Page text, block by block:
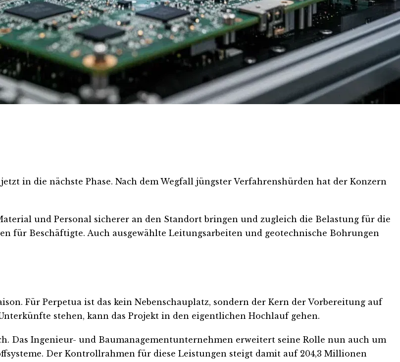
in die nächste Phase. Nach dem Wegfall jüngster Verfahrenshürden hat der Konzern
und Personal sicherer an den Standort bringen und zugleich die Belastung für die
für Beschäftigte. Auch ausgewählte Leitungsarbeiten und geotechnische Bohrungen
Für Perpetua ist das kein Nebenschauplatz, sondern der Kern der Vorbereitung auf
stehen, kann das Projekt in den eigentlichen Hochlauf gehen.
Das Ingenieur- und Baumanagementunternehmen erweitert seine Rolle nun auch um
Der Kontrollrahmen für diese Leistungen steigt damit auf 204,3 Millionen